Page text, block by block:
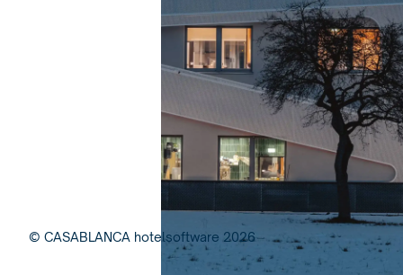
© CASABLANCA hotelsoftware 2026